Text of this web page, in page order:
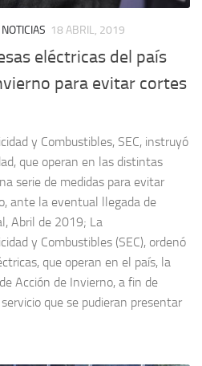
NOTICIAS 18 ABRIL, 2019
eléctricas del país
para evitar cortes
y Combustibles, SEC, instruyó
que operan en las distintas
serie de medidas para evitar
ante la eventual llegada de
Abril de 2019; La
y Combustibles (SEC), ordenó
que operan en el país, la
Acción de Invierno, a fin de
que se pudieran presentar